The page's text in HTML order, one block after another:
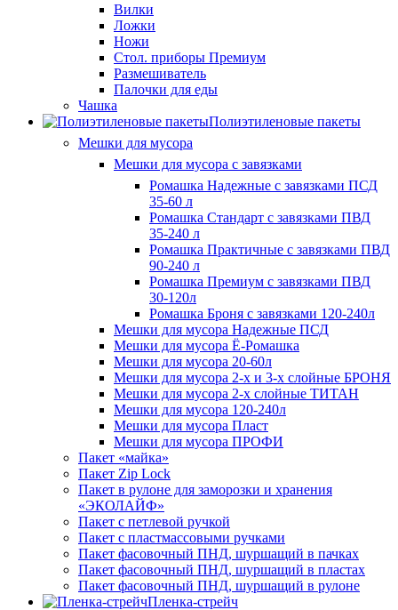
Вилки
Ложки
Ножи
Стол. приборы Премиум
Размешиватель
Палочки для еды
Чашка
Полиэтиленовые пакеты
Мешки для мусора
Мешки для мусора с завязками
Ромашка Надежные с завязками ПСД
35-60 л
Ромашка Стандарт с завязками ПВД
35-240 л
Ромашка Практичные с завязками ПВД
90-240 л
Ромашка Премиум с завязками ПВД
30-120л
Ромашка Броня с завязками 120-240л
Мешки для мусора Надежные ПСД
Мешки для мусора Ё-Ромашка
Мешки для мусора 20-60л
Мешки для мусора 2-х и 3-х слойные БРОНЯ
Мешки для мусора 2-х слойные ТИТАН
Мешки для мусора 120-240л
Мешки для мусора Пласт
Мешки для мусора ПРОФИ
Пакет «майка»
Пакет Zip Lock
Пакет в рулоне для заморозки и хранения
«ЭКОЛАЙФ»
Пакет с петлевой ручкой
Пакет с пластмассовыми ручками
Пакет фасовочный ПНД, шуршащий в пачках
Пакет фасовочный ПНД, шуршащий в пластах
Пакет фасовочный ПНД, шуршащий в рулоне
Пленка-стрейч